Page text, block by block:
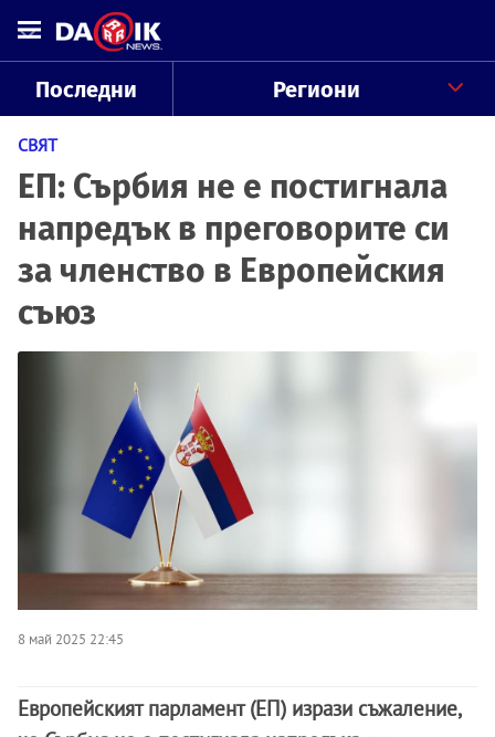
Последни Региони
СВЯТ
ЕП: Сърбия не е постигнала
напредък в преговорите си
за членство в Европейския
съюз
8 май 2025 22:45
Европейският парламент (ЕП) изрази съжаление,